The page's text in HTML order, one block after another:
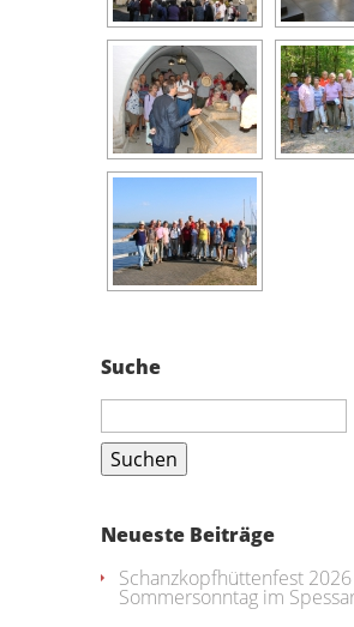
Suche
Suchen
Neueste Beiträge
Schanzkopfhüttenfest 2026
Sommersonntag im